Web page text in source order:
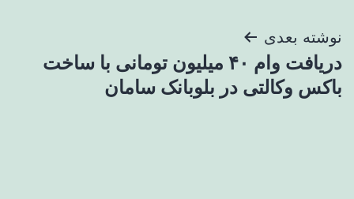
نوشته بعدی
دریافت وام ۴۰ میلیون تومانی با ساخت
باکس وکالتی در بلوبانک سامان